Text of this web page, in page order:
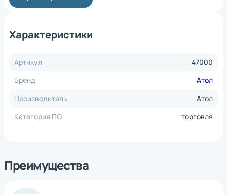
Характеристики
Артикул
47000
Бренд
Атол
Производитель
Атол
Категория ПО
торговля
Преимущества